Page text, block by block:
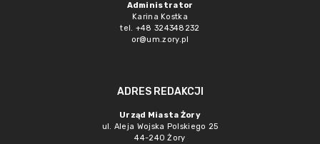
Administrator
Karina Kostka
tel. +48 324348232
or@um.zory.pl
ADRES REDAKCJI
Urząd Miasta Żory
ul. Aleja Wojska Polskiego 25
44-240 Żory